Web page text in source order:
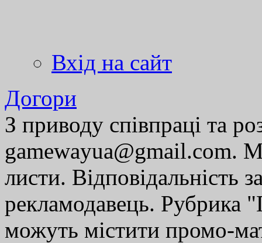
Вхід на сайт
Догори
З приводу співпраці та
gamewayua@gmail.com.
листи. Відповідальність
рекламодавець. Рубрика
можуть містити промо-